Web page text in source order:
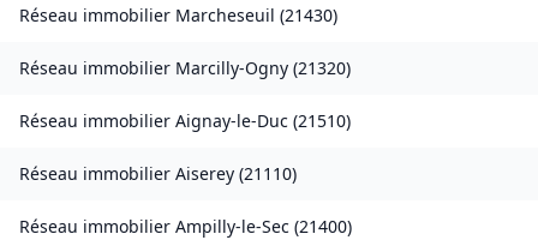
Réseau immobilier Marcheseuil (21430)
Réseau immobilier Marcilly-Ogny (21320)
Réseau immobilier Aignay-le-Duc (21510)
Réseau immobilier Aiserey (21110)
Réseau immobilier Ampilly-le-Sec (21400)